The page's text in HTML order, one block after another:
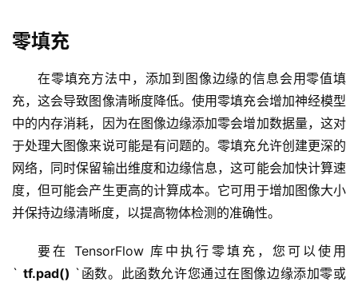
零填充
在零填充方法中，添加到图像边缘的信息会用零值填
充，这会导致图像清晰度降低。使用零填充会增加神经模型
中的内存消耗，因为在图像边缘添加零会增加数据量，这对
于处理大图像来说可能是有问题的。零填充允许创建更深的
网络，同时保留输出维度和边缘信息，这可能会加快计算速
度，但可能会产生更高的计算成本。它可用于增加图像大小
并保持边缘清晰度，以提高物体检测的准确性。
要在 TensorFlow 库中执行零填充，您可以使用
` tf.pad() `函数。此函数允许您通过在图像边缘添加零或